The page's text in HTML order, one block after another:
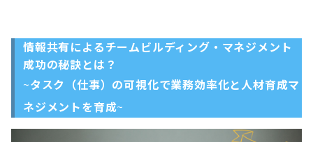
情報共有によるチームビルディング・マネジメント
成功の秘訣とは？
~タスク（仕事）の可視化で業務効率化と人材育成マ
ネジメントを育成~